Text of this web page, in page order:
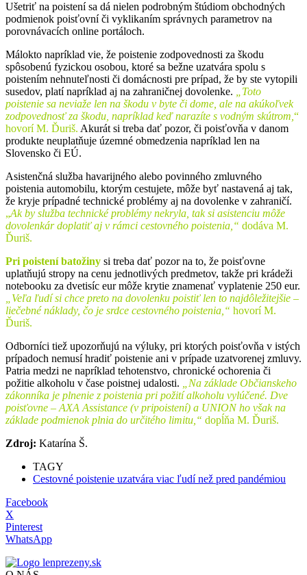
Ušetriť na poistení sa dá nielen podrobným štúdiom obchodných
podmienok poisťovní či vyklikaním správnych parametrov na
porovnávacích online portáloch.
Málokto napríklad vie, že poistenie zodpovednosti za škodu
spôsobenú fyzickou osobou, ktoré sa bežne uzatvára spolu s
poistením nehnuteľnosti či domácnosti pre prípad, že by ste vytopili
susedov, platí napríklad aj na zahraničnej dovolenke. „Toto
poistenie sa neviaže len na škodu v byte či dome, ale na akúkoľvek
zodpovednosť za škodu, napríklad keď narazíte s vodným skútrom, “
hovorí M. Ďuriš. Akurát si treba dať pozor, či poisťovňa v danom
produkte neuplatňuje územné obmedzenia napríklad len na
Slovensko či EÚ.
Asistenčná služba havarijného alebo povinného zmluvného
poistenia automobilu, ktorým cestujete, môže byť nastavená aj tak,
že kryje prípadné technické problémy aj na dovolenke v zahraničí.
„Ak by služba technické problémy nekryla, tak si asistenciu môže
dovolenkár doplatiť aj v rámci cestovného poistenia,“ dodáva M.
Ďuriš.
Pri poistení batožiny si treba dať pozor na to, že poisťovne
uplatňujú stropy na cenu jednotlivých predmetov, takže pri krádeži
notebooku za dvetisíc eur môže krytie znamenať vyplatenie 250 eur.
„Veľa ľudí si chce preto na dovolenku poistiť len to najdôležitejšie –
liečebné náklady, čo je srdce cestovného poistenia,“ hovorí M.
Ďuriš.
Odborníci tiež upozorňujú na výluky, pri ktorých poisťovňa v istých
prípadoch nemusí hradiť poistenie ani v prípade uzatvorenej zmluvy.
Patria medzi ne napríklad tehotenstvo, chronické ochorenia či
požitie alkoholu v čase poistnej udalosti. „Na základe Občianskeho
zákonníka je plnenie z poistenia pri požití alkoholu vylúčené. Dve
poisťovne – AXA Assistance (v pripoistení) a UNION ho však na
základe podmienok plnia do určitého limitu,“ dopĺňa M. Ďuriš.
Zdroj: Katarína Š.
TAGY
Cestovné poistenie uzatvára viac ľudí než pred pandémiou
Facebook
X
Pinterest
WhatsApp